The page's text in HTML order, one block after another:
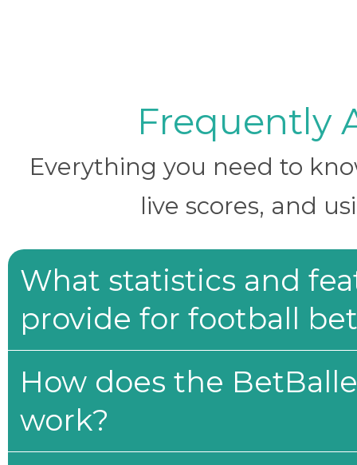
Frequently
Everything you need to
live scores, and
What statistics and
provide for football
How does the
work?